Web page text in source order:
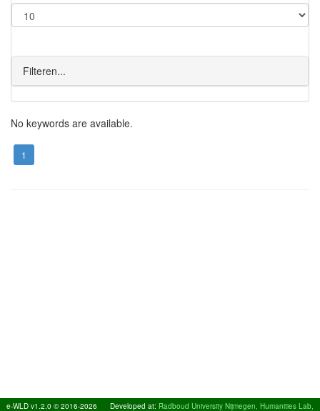
Filteren...
No keywords are available.
1
e-WLD v1.2.0 © 2016-2026 Developed at: Radboud University Nijmegen, Humanities Lab,